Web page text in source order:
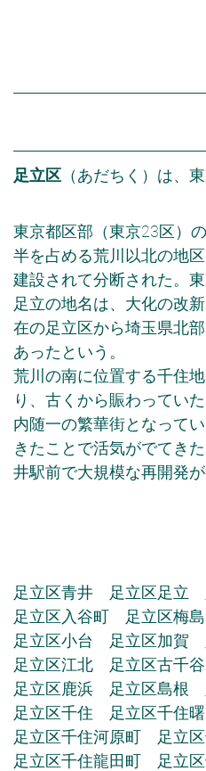
足立区 （あだちく）は、
東京都区部（東京23区）
半を占める荒川以北の地
建設されて分断された。
足立の地名は、大化の改
在の足立区から埼玉県北
あったという。
荒川の南に位置する千住
り、古くから賑わってい
内随一の繁華街となって
きたことで活気がでてき
井駅前で大規模な再開発
足立区青井　足立区足立
足立区入谷町　足立区梅
足立区小台　足立区加賀
足立区江北　足立区古千
足立区鹿浜　足立区島根
足立区千住　足立区千住
足立区千住河原町　足立
足立区千住龍田町　足立